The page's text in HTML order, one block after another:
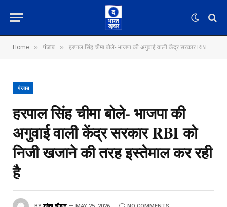
Home » पंजाब » हरपाल सिंह चीमा बोले- भाजपा की अगुवाई वाली केंद्र सरकार RBI को निजी खजाने की तरह इस्तेमाल कर रही है
पंजाब
हरपाल सिंह चीमा बोले- भाजपा की
अगुवाई वाली केंद्र सरकार RBI को
निजी खजाने की तरह इस्तेमाल कर रही
है